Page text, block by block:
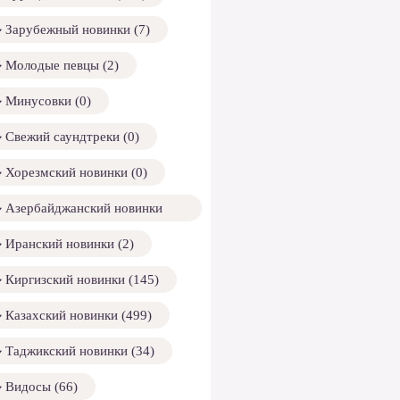
Зарубежный новинки (7)
Молодые певцы (2)
Минусовки (0)
Свежий саундтреки (0)
Хорезмский новинки (0)
Азербайджанский новинки
Иранский новинки (2)
Киргизский новинки (145)
Казахский новинки (499)
Таджикский новинки (34)
Видосы (66)